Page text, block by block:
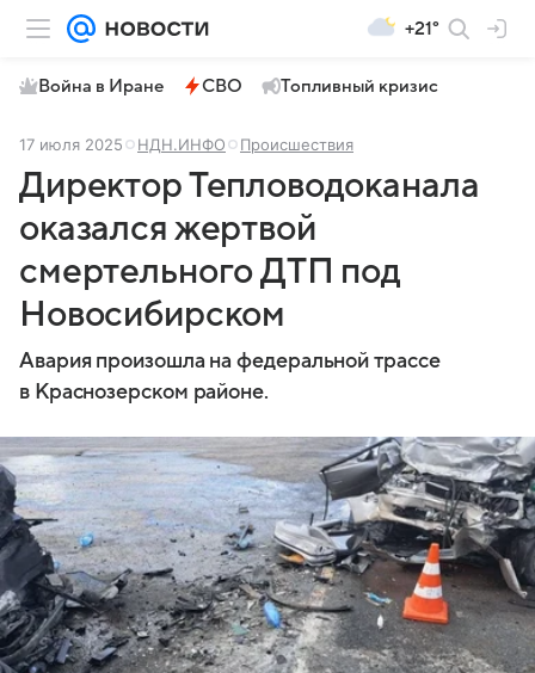
+21°
Война в Иране СВО Топливный кризис
17 июля 2025 НДН.ИНФО Происшествия
Директор Тепловодоканала
оказался жертвой
смертельного ДТП под
Новосибирском
Авария произошла на федеральной трассе
в Краснозерском районе.